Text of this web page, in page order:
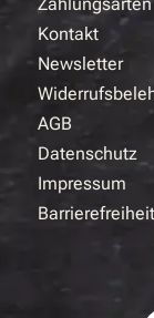
Zahlungsarten
Kontakt
Newsletter
AGB
Datenschutz
Impressum